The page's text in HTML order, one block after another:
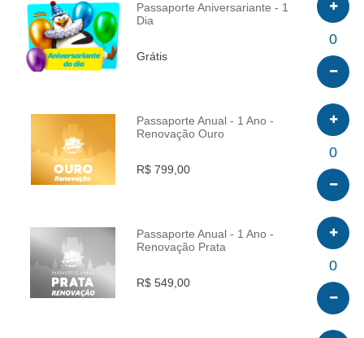
INFO
Passaporte Aniversariante - 1
Dia
Grátis
0
INFO
Passaporte Anual - 1 Ano -
Renovação Ouro
R$ 799,00
0
INFO
Passaporte Anual - 1 Ano -
Renovação Prata
R$ 549,00
0